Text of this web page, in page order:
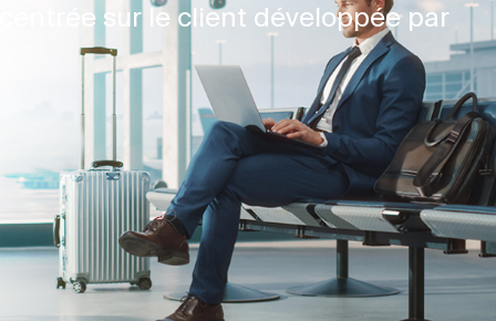
sur le client développée par